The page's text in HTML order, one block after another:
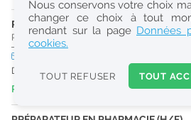
Réinitialiser
2
0
k
Consulter les offres de la
PRÉPARATEUR EN PHARMACIE (H/F)
Pharmacie d'Officine 84120 Pertuis
Dès que possible
Publiée il y a 4 jour(s)
Nous conservons votre choix
changer ce choix à tout
rendant sur la page Données
cookies.
TOUT REFUSER TOUT